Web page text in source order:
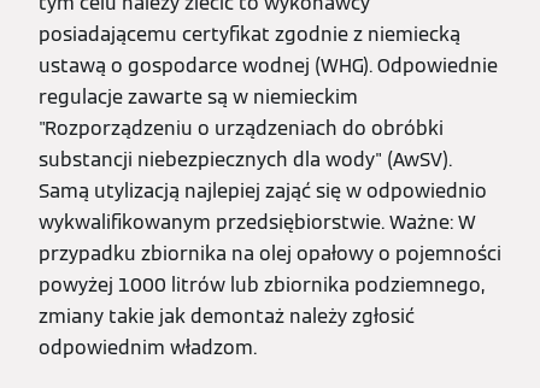
posiadającemu certyfikat zgodnie z niemiecką
ustawą o gospodarce wodnej (WHG). Odpowiednie
regulacje zawarte są w niemieckim
"Rozporządzeniu o urządzeniach do obróbki
substancji niebezpiecznych dla wody" (AwSV).
Samą utylizacją najlepiej zająć się w odpowiednio
wykwalifikowanym przedsiębiorstwie. Ważne: W
przypadku zbiornika na olej opałowy o pojemności
powyżej 1000 litrów lub zbiornika podziemnego,
zmiany takie jak demontaż należy zgłosić
odpowiednim władzom.